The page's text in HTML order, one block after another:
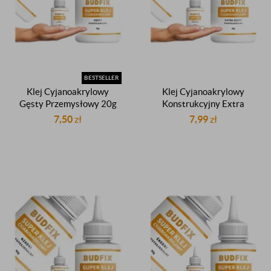
BESTSELLER
Klej Cyjanoakrylowy
Gęsty Przemysłowy 20g
(20ml) Budfix Standard
7,50zł
Klej Cyjanoakrylowy
Konstrukcyjny Extra
Gęsty 20g (20ml) Budfix
7,99zł